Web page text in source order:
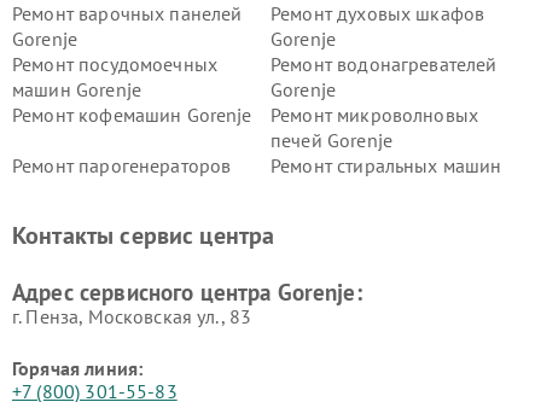
Ремонт варочных панелей
Gorenje
Ремонт духовых шкафов
Gorenje
Ремонт посудомоечных
машин Gorenje
Ремонт водонагревателей
Gorenje
Ремонт кофемашин Gorenje
Ремонт микроволновых
печей Gorenje
Ремонт парогенераторов
Ремонт стиральных машин
Контакты сервис центра
Адрес сервисного центра Gorenje:
г. Пенза, Московская ул., 83
Горячая линия:
+7 (800) 301-55-83